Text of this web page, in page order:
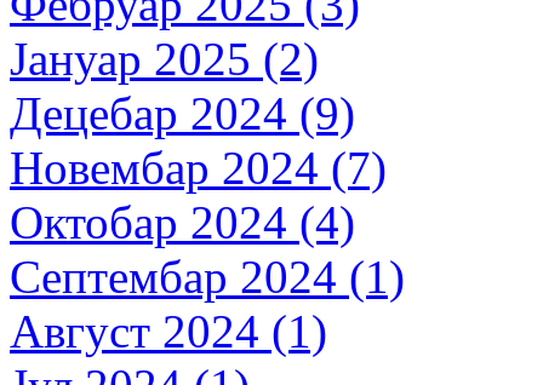
Јануар 2025 (2)
Децебар 2024 (9)
Новембар 2024 (7)
Октобар 2024 (4)
Септембар 2024 (1)
Август 2024 (1)